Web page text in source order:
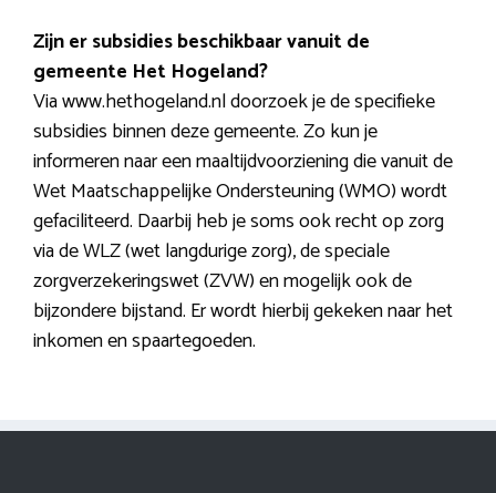
Zijn er subsidies beschikbaar vanuit de
gemeente Het Hogeland?
Via www.hethogeland.nl doorzoek je de specifieke
subsidies binnen deze gemeente. Zo kun je
informeren naar een maaltijdvoorziening die vanuit de
Wet Maatschappelijke Ondersteuning (WMO) wordt
gefaciliteerd. Daarbij heb je soms ook recht op zorg
via de WLZ (wet langdurige zorg), de speciale
zorgverzekeringswet (ZVW) en mogelijk ook de
bijzondere bijstand. Er wordt hierbij gekeken naar het
inkomen en spaartegoeden.